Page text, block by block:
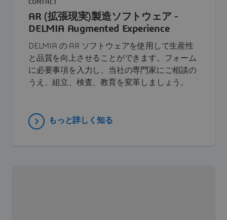
CONTACT
AR (拡張現実)製造ソフトウェア -
DELMIA Augmented Experience
DELMIA の AR ソフトウェアを使用して生産性
と品質を向上させることができます。フォーム
に必要事項を入力し、当社の専門家にご相談の
うえ、組立、検査、教育を変革しましょう。
もっと詳しく知る